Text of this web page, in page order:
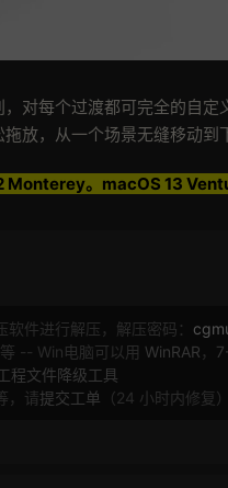
对每个过渡都可完全的自
放，从一个场景无缝移动到
Monterey。macOS 13
件进行解压，解压密码：
等 -- Win电脑可以用 WinRAR ，
程文件降级工具
，请提交工单 （24 小时内修复）